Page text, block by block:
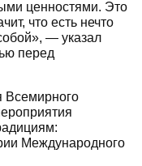
ценностями. Это
что есть нечто
— указал
перед
Всемирного
Международного